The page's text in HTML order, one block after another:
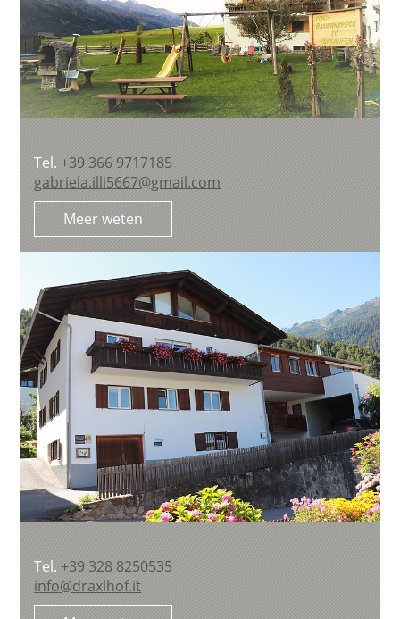
Tel.+39 366 9717185
gabriela.illi5667@gmail.com
Meer weten
Tel. +39 328 8250535
info@draxlhof.it